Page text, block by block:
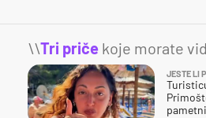
\\Tri priče koje morate
JESTE LI